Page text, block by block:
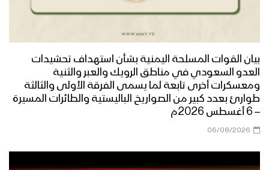
بيان القوات المسلحة اليمنية بشأن استهداف تحشيدات
العدو السعودي في مناطق الرويك والعبر والثنية
ومعسكرات أخرى تابعة لما يسمى الفرقة الأولى والثالثة
طوارئ بعدد كبير من الصواريخ الباليستية والطائرات المسيرة
– 6 أغسطس 2026م
06/08/2026